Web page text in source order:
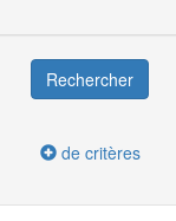
de critères